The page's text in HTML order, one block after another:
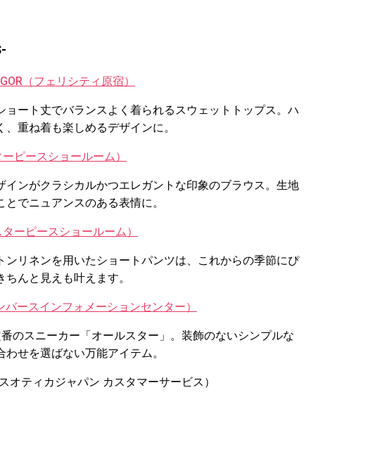
（フェリシティ原宿）
ート丈でバランスよく着られるスウェットトップス。ハ
重ね着も楽しめるデザインに。
ピースショールーム）
ンがクラシカルかつエレガントな印象のブラウス。生地
でニュアンスのある表情に。
ーピースショールーム）
リネンを用いたショートパンツは、これからの季節にぴ
んと見えも叶えます。
バースインフォメーションセンター）
のスニーカー「オールスター」。装飾のないシンプルな
せを選ばない万能アイテム。
ティカジャパン カスタマーサービス）